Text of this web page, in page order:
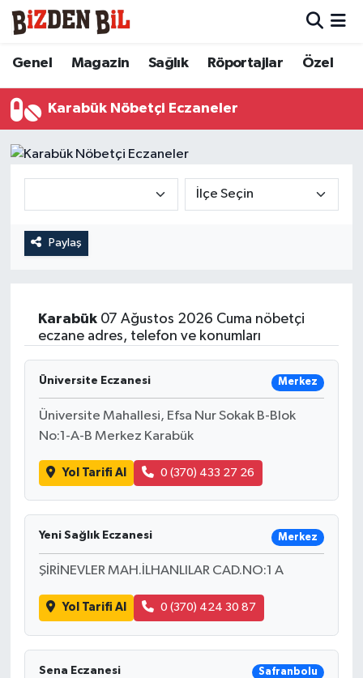
Genel Magazin Sağlık Röportajlar Özel
Karabük Nöbetçi Eczaneler
Paylaş
Karabük07 Ağustos 2026 Cuma nöbetçi
eczane adres, telefon ve konumları
Üniversite Eczanesi Merkez
Üniversite Mahallesi, Efsa Nur Sokak B-Blok
No:1-A-B Merkez Karabük
Yol Tarifi Al 0 (370) 433 27 26
Yeni Sağlık Eczanesi Merkez
ŞİRİNEVLER MAH.İLHANLILAR CAD.NO:1 A
Yol Tarifi Al 0 (370) 424 30 87
Sena Eczanesi Safranbolu
Hava Durumu
Trafik Durumu